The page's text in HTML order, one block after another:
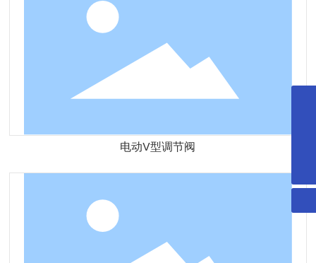
电动V型调节阀
手机
chinatoyi@21cn.com
0755-81773302